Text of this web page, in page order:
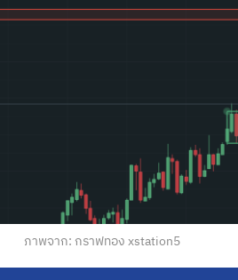
ภาพจาก: กราฟทอง xstation5